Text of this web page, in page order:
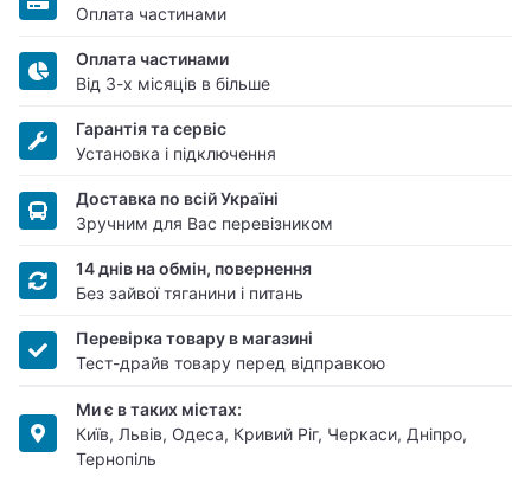
Оплата частинами
Оплата частинами
Від 3-х місяців в більше
Гарантія та сервіс
Установка і підключення
Доставка по всій Україні
Зручним для Вас перевізником
14 днів на обмін, повернення
Без зайвої тяганини і питань
Перевірка товару в магазині
Тест-драйв товару перед відправкою
Ми є в таких містах:
Київ, Львів, Одеса, Кривий Ріг, Черкаси, Дніпро,
Тернопіль